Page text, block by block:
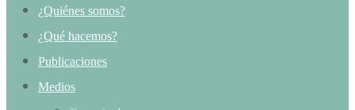
¿Quiénes somos?
¿Qué hacemos?
Publicaciones
Medios